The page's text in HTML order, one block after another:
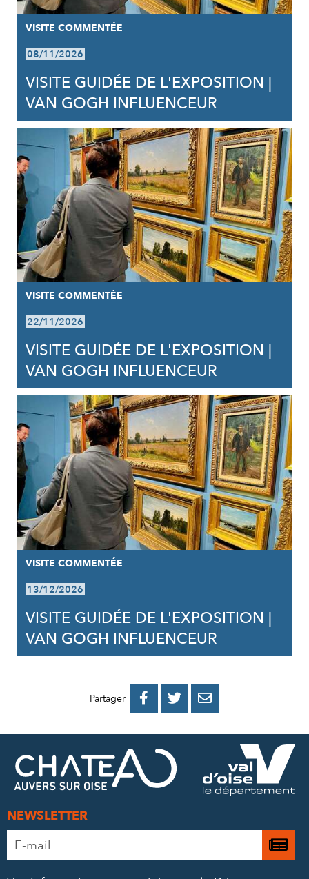
VISITE COMMENTÉE
08/11/2026
VISITE GUIDÉE DE L'EXPOSITION |
VAN GOGH INFLUENCEUR
VISITE COMMENTÉE
22/11/2026
VISITE GUIDÉE DE L'EXPOSITION |
VAN GOGH INFLUENCEUR
VISITE COMMENTÉE
13/12/2026
VISITE GUIDÉE DE L'EXPOSITION |
VAN GOGH INFLUENCEUR
Partager 
PARTAGER
FACEBOOK
PARTAGER
PARTAGER
MAIL
NEWSLETTER
Adresse
e-
Je